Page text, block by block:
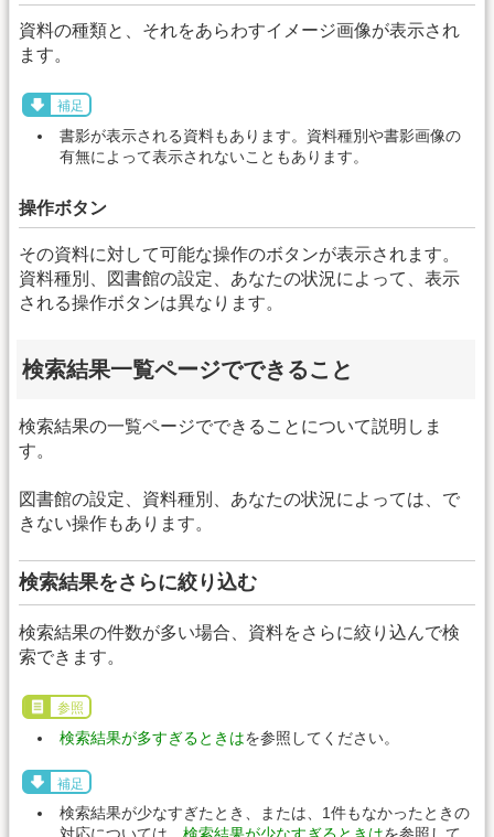
資料の種類と、それをあらわすイメージ画像が表示され
ます。
補足
書影が表示される資料もあります。資料種別や書影画像の
有無によって表示されないこともあります。
操作ボタン
その資料に対して可能な操作のボタンが表示されます。
資料種別、図書館の設定、あなたの状況によって、表示
される操作ボタンは異なります。
検索結果一覧ページでできること
検索結果の一覧ページでできることについて説明しま
す。
図書館の設定、資料種別、あなたの状況によっては、で
きない操作もあります。
検索結果をさらに絞り込む
検索結果の件数が多い場合、資料をさらに絞り込んで検
索できます。
参照
検索結果が多すぎるときはを参照してください。
補足
検索結果が少なすぎたとき、または、1件もなかったときの